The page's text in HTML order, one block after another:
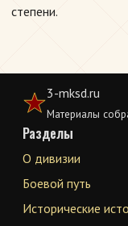
степени.
3-mksd.ru
Материалы
Разделы
О дивизии
Боевой путь
Исторические